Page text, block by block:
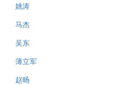
姚涛
马杰
吴东
薄立军
赵旸